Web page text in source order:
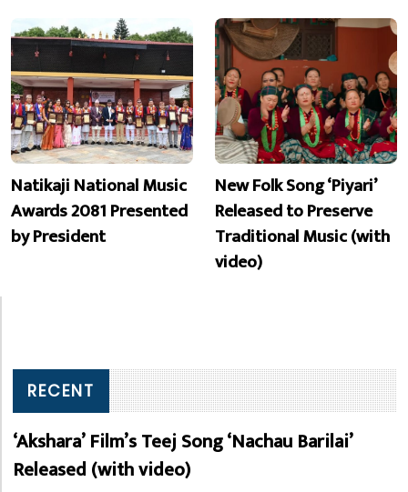
Natikaji National Music
Awards 2081 Presented
by President
New Folk Song ‘Piyari’
Released to Preserve
Traditional Music (with
video)
RECENT
‘Akshara’ Film’s Teej Song ‘Nachau Barilai’
Released (with video)